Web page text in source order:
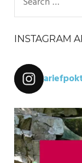
for:
INSTAGRAM